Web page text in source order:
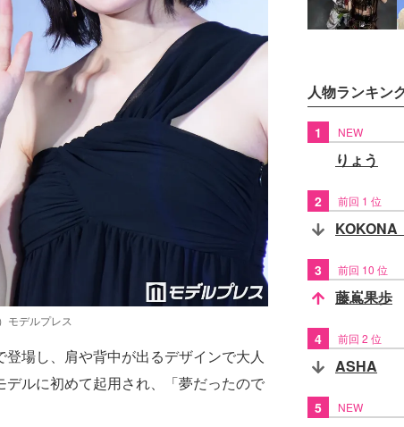
モデルプレス
場し、肩や背中が出るデザインで大人
ルに初めて起用され、「夢だったので
人物ランキン
1 NEW
りょう
2 前回 1 位
KOKONA
3 前回 10 位
藤嶌果歩
4 前回 2 位
ASHA
5 NEW